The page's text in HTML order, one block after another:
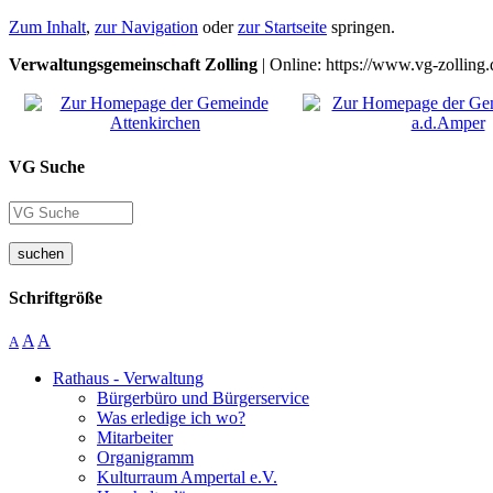
Zum Inhalt, zur Navigation oderzur Startseite springen.
Verwaltungsgemeinschaft Zolling | Online: https://www.vg-
VG Suche
suchen
Schriftgröße
A A A
Rathaus - Verwaltung
Bürgerbüro und Bürgerservice
Was erledige ich wo?
Mitarbeiter
Organigramm
Kulturraum Ampertal e.V.